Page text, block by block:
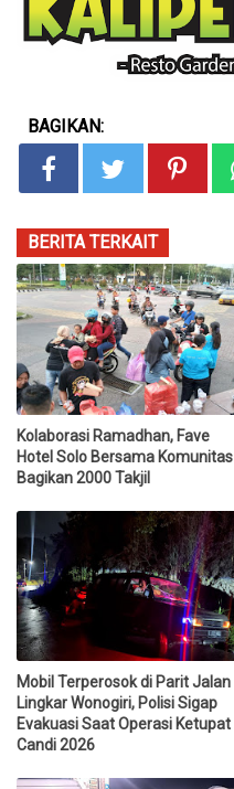
BAGIKAN:
BERITA TERKAIT
Kolaborasi Ramadhan, Fave
Hotel Solo Bersama Komunitas
Bagikan 2000 Takjil
Mobil Terperosok di Parit Jalan
Lingkar Wonogiri, Polisi Sigap
Evakuasi Saat Operasi Ketupat
Candi 2026